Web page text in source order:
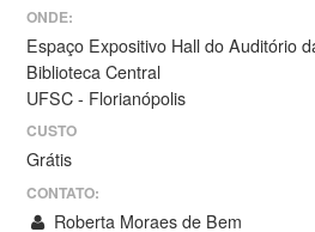
ONDE:
Espaço Expositivo Hall do Auditório
Biblioteca Central
UFSC - Florianópolis
CUSTO
Grátis
CONTATO:
Roberta Moraes de Bem